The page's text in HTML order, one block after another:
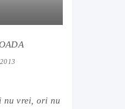
nu vrei, ori nu